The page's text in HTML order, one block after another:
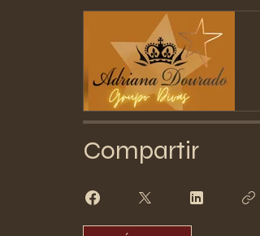
Compartir